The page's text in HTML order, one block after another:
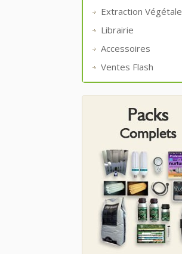
Extraction Végétale
Librairie
Accessoires
Ventes Flash